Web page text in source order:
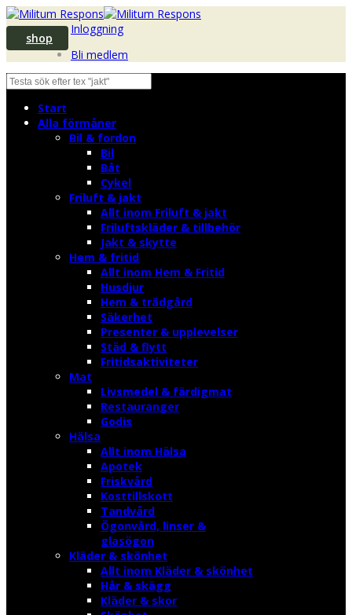
shop
Inloggning
Bli medlem
Start
Alla förmåner
Bil & fordon
Bil
Båt
Cykel
Friluft & jakt
Allt inom Friluft & jakt
Friluftskläder & tillbehör
Jakt & skytte
Hem & fritid
Allt inom Hem & Fritid
Husdjur
Hem & trädgård
Säkerhet
Presenter & upplevelser
Städ & flytt
Fritidsaktiviteter
Mat
Livsmedel & färdigmat
Restauranger
Godis
Hälsa
Allt inom Hälsa
Apotek
Friskvård
Kosttillskott
Tandvård
Ögonvård, linser &
glasögon
Kläder & skönhet
Allt inom Kläder & skönhet
Hår & skägg
Kläder & skor